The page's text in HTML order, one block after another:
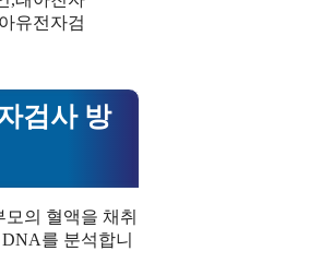
검사 방
모의 혈액을 채취
를 분석합니